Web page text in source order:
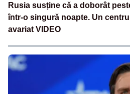
Rusia susține că a doborât
într-o singură noapte. Un
avariat VIDEO